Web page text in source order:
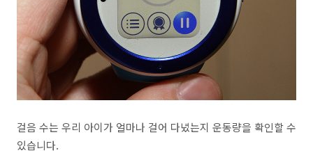
걸음 수는 우리 아이가 얼마나 걸어 다녔는지 운동량을 확인할 수
있습니다.